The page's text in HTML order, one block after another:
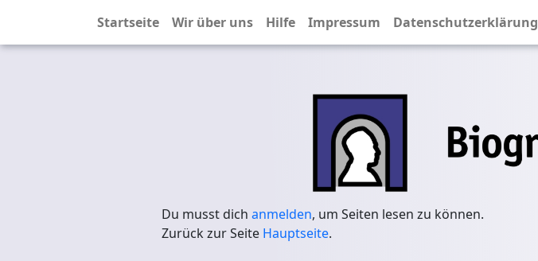
Startseite Wir über uns Hilfe Impressum Datenschutzerklärung
Du musst dich anmelden, um Seiten lesen zu können.
Zurück zur Seite Hauptseite.